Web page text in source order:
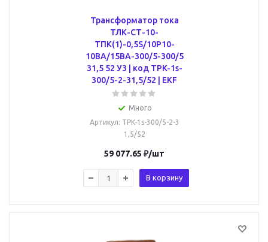
Трансформатор тока
ТЛК-СТ-10-
ТПК(1)-0,5S/10Р10-
10ВА/15ВА-300/5-300/5
31,5 52 У3 | код TPK-1s-
300/5-2-31,5/52 | EKF
Много
Артикул: TPK-1s-300/5-2-3
1,5/52
59 077.65 ₽/шт
В корзину